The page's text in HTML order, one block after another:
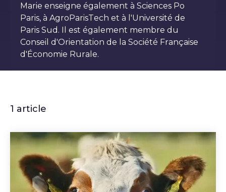
Marie enseigne également à Sciences Po
Paris, à AgroParisTech et à l'Université de
Paris Sud. Il est également membre du
Conseil d'Orientation de la Société Française
d'Économie Rurale.
1 article